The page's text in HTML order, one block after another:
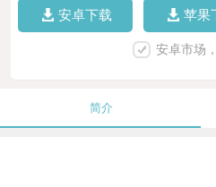
安卓下载 苹果
安卓市场
简介